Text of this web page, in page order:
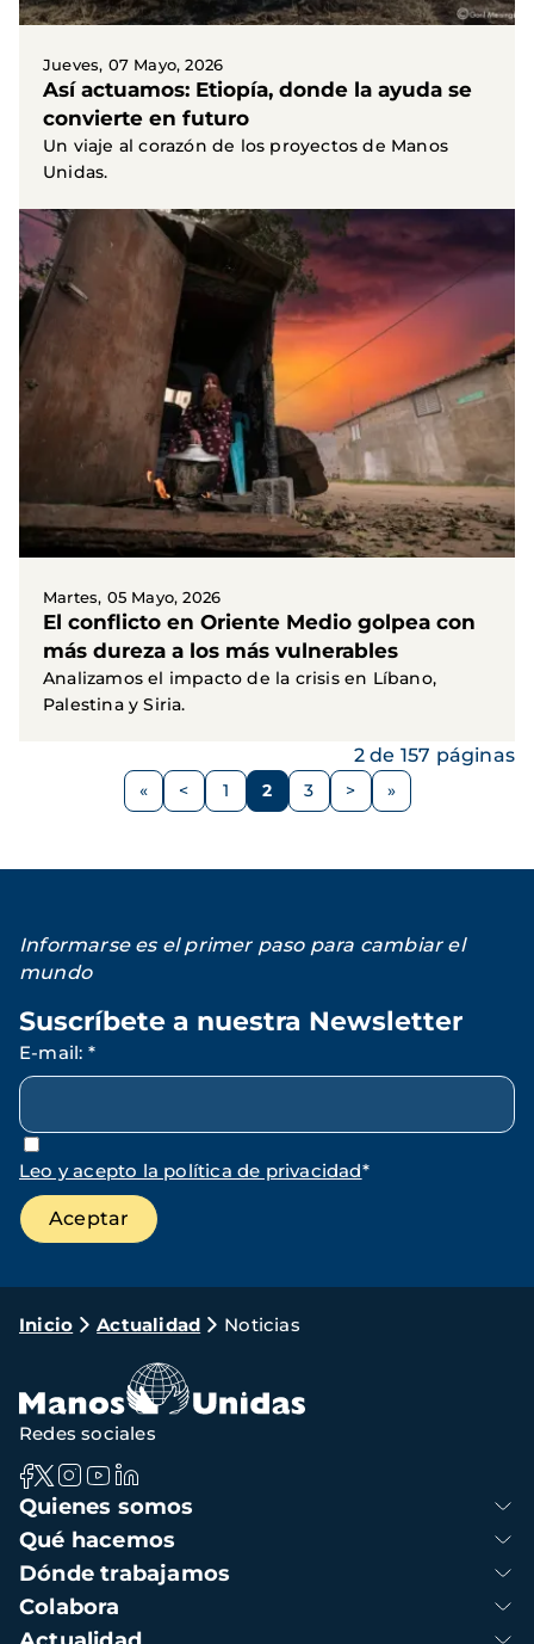
Jueves, 07 Mayo, 2026
Así actuamos: Etiopía, donde la ayuda se
convierte en futuro
Un viaje al corazón de los proyectos de Manos
Unidas.
Martes, 05 Mayo, 2026
El conflicto en Oriente Medio golpea con
más dureza a los más vulnerables
Analizamos el impacto de la crisis en Líbano,
Palestina y Siria.
Paginación
Página
< Página
1 Página
2 Página
3
Siguiente
>
2 de 157 páginas
Informarse es el primer paso para cambiar el
mundo
Suscríbete a nuestra Newsletter
E-mail: *
Leo y acepto la política de privacidad*
Ruta
navegación
Inicio Actualidad Noticias
Navegación
principal
Quienes somos
Qué hacemos
Dónde trabajamos
Colabora
Redes sociales